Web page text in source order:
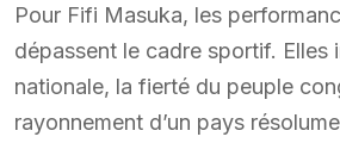
Pour Fifi Masuka, les
dépassent le cadre sportif. Elles
nationale, la fierté du peuple
rayonnement d’un pays